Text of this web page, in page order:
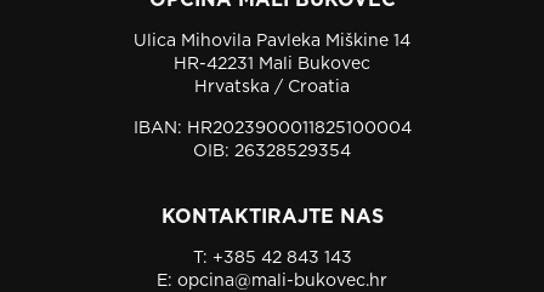
Ulica Mihovila Pavleka Miškine 14
HR-42231 Mali Bukovec
Hrvatska / Croatia
IBAN: HR2023900011825100004
OIB: 26328529354
KONTAKTIRAJTE NAS
T: +385 42 843 143
E: opcina@mali-bukovec.hr